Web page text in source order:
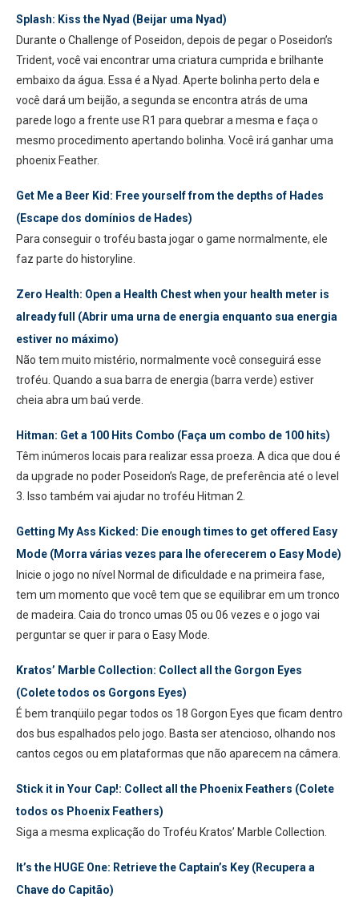
Splash: Kiss the Nyad (Beijar uma Nyad)
Durante o Challenge of Poseidon, depois de pegar o Poseidon’s
Trident, você vai encontrar uma criatura cumprida e brilhante
embaixo da água. Essa é a Nyad. Aperte bolinha perto dela e
você dará um beijão, a segunda se encontra atrás de uma
parede logo a frente use R1 para quebrar a mesma e faça o
mesmo procedimento apertando bolinha. Você irá ganhar uma
phoenix Feather.
Get Me a Beer Kid: Free yourself from the depths of Hades
(Escape dos domínios de Hades)
Para conseguir o troféu basta jogar o game normalmente, ele
faz parte do historyline.
Zero Health: Open a Health Chest when your health meter is
already full (Abrir uma urna de energia enquanto sua energia
estiver no máximo)
Não tem muito mistério, normalmente você conseguirá esse
troféu. Quando a sua barra de energia (barra verde) estiver
cheia abra um baú verde.
Hitman: Get a 100 Hits Combo (Faça um combo de 100 hits)
Têm inúmeros locais para realizar essa proeza. A dica que dou é
da upgrade no poder Poseidon’s Rage, de preferência até o level
3. Isso também vai ajudar no troféu Hitman 2.
Getting My Ass Kicked: Die enough times to get offered Easy
Mode (Morra várias vezes para lhe oferecerem o Easy Mode)
Inicie o jogo no nível Normal de dificuldade e na primeira fase,
tem um momento que você tem que se equilibrar em um tronco
de madeira. Caia do tronco umas 05 ou 06 vezes e o jogo vai
perguntar se quer ir para o Easy Mode.
Kratos’ Marble Collection: Collect all the Gorgon Eyes
(Colete todos os Gorgons Eyes)
É bem tranqüilo pegar todos os 18 Gorgon Eyes que ficam dentro
dos bus espalhados pelo jogo. Basta ser atencioso, olhando nos
cantos cegos ou em plataformas que não aparecem na câmera.
Stick it in Your Cap!: Collect all the Phoenix Feathers (Colete
todos os Phoenix Feathers)
Siga a mesma explicação do Troféu Kratos’ Marble Collection.
It’s the HUGE One: Retrieve the Captain’s Key (Recupera a
Chave do Capitão)